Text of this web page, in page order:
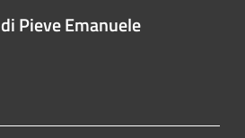
Pieve Emanuele